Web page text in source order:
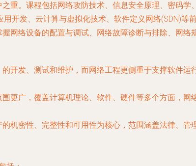
重。课程包括网络攻防技术、信息安全原理、密码学
开发、云计算与虚拟化技术、软件定义网络(SDN)等前
网络设备的配置与调试、网络故障诊断与排除、网络
的开发、测试和维护，而网络工程更侧重于支撑软件
围更广，覆盖计算机理论、软件、硬件等多个方面，
的机密性、完整性和可用性为核心，范围涵盖法律、